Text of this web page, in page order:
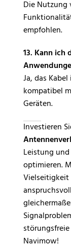
Die
empfohlen.
13. Kann ich
Ja, das
kompatibel
Geräten.
Investieren
Leistung und
optimieren.
Vielseitigkeit
Navimow!